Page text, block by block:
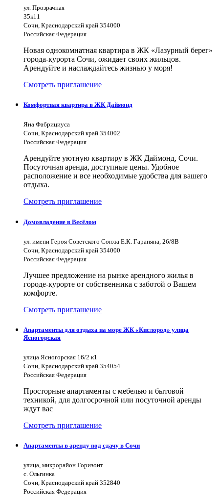
ул. Прозрачная
35к11
Сочи, Краснодарский край 354000
Российская Федерация
Новая однокомнатная квартира в ЖК «Лазурный берег»
города-курорта Сочи, ожидает своих жильцов.
Арендуйте и наслаждайтесь жизнью у моря!
Смотреть приглашение
Комфортная квартира в ЖК Даймонд
Яна Фабрициуса
Сочи, Краснодарский край 354002
Российская Федерация
Арендуйте уютную квартиру в ЖК Даймонд, Сочи.
Посуточная аренда, доступные цены. Удобное
расположение и все необходимые удобства для вашего
отдыха.
Смотреть приглашение
Домовладение в Весёлом
ул. имени Героя Советского Союза Е.К. Гараняна, 26/8В
Сочи, Краснодарский край 354000
Российская Федерация
Лучшее предложение на рынке арендного жилья в
городе-курорте от собственника с заботой о Вашем
комфорте.
Смотреть приглашение
Апартаменты для отдыха на море ЖК «Кислород» улица
Ясногорская
улица Ясногорская 16/2 к1
Сочи, Краснодарский край 354054
Российская Федерация
Просторные апартаменты с мебелью и бытовой
техникой, для долгосрочной или посуточной аренды
ждут вас
Смотреть приглашение
Апартаменты в аренду под сдачу в Сочи
улица, микрорайон Горизонт
с. Ольгинка
Сочи, Краснодарский край 352840
Российская Федерация